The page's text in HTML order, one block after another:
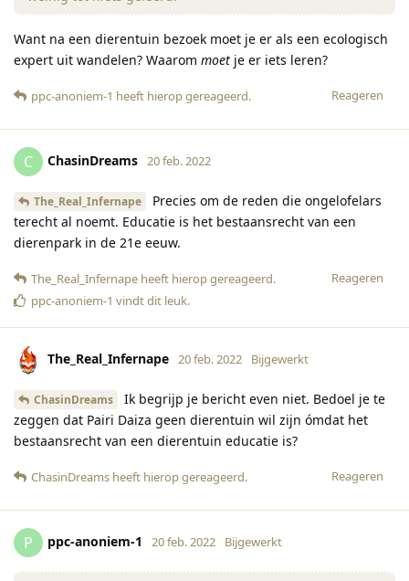
Want na een dierentuin bezoek moet je er als een ecologisch
expert uit wandelen? Waarom moet je er iets leren?
Reageren
ppc-anoniem-1 heeft hierop gereageerd.
C ChasinDreams 20 feb. 2022
The_Real_Infernape
Precies om de reden die ongelofelars
terecht al noemt. Educatie is het bestaansrecht van een
dierenpark in de 21e eeuw.
Reageren
The_Real_Infernape heeft hierop gereageerd.
ppc-anoniem-1 vindt dit leuk.
The_Real_Infernape 20 feb. 2022 Bijgewerkt
ChasinDreams
Ik begrijp je bericht even niet. Bedoel je te
zeggen dat Pairi Daiza geen dierentuin wil zijn ómdat het
bestaansrecht van een dierentuin educatie is?
Reageren
ChasinDreams heeft hierop gereageerd.
P ppc-anoniem-1 20 feb. 2022 Bijgewerkt